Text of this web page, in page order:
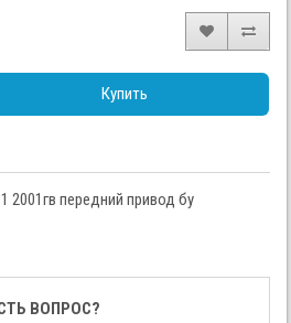
Купить
2001гв передний привод бу
ВОПРОС?